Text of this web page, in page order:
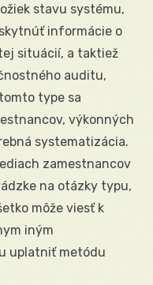
stavu systému,
informácie o
situácií, a taktiež
auditu,
type sa
výkonných
systematizácia.
zamestnancov
na otázky typu,
môže viesť k
iným
uplatniť metódu